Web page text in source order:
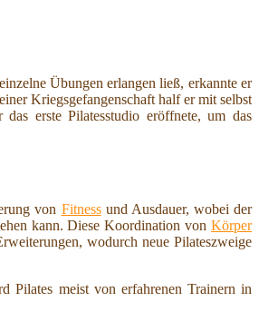
Übungen erlangen ließ, erkannte er
Kriegsgefangenschaft half er mit selbst
erste Pilatesstudio eröffnete, um das
von Fitnessund Ausdauer, wobei der
kann. Diese Koordination von Körper
wodurch neue Pilateszweige
Pilates meist von erfahrenen Trainern in